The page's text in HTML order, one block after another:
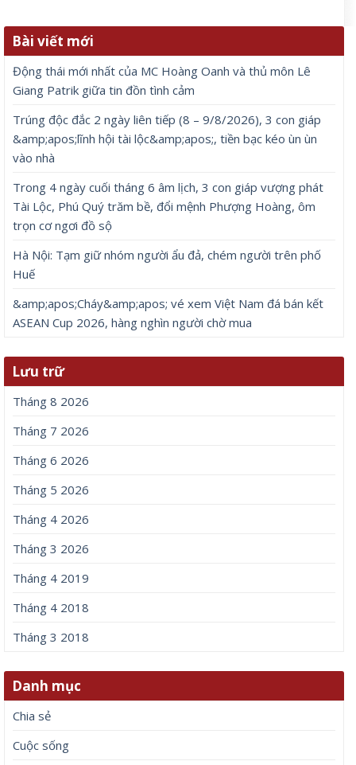
Bài viết mới
Động thái mới nhất của MC Hoàng Oanh và thủ môn Lê
Giang Patrik giữa tin đồn tình cảm
Trúng độc đắc 2 ngày liên tiếp (8 – 9/8/2026), 3 con giáp
&amp;apos;lĩnh hội tài lộc&amp;apos;, tiền bạc kéo ùn ùn
vào nhà
Trong 4 ngày cuối tháng 6 âm lịch, 3 con giáp vượng phát
Tài Lộc, Phú Quý trăm bề, đổi mệnh Phượng Hoàng, ôm
trọn cơ ngơi đồ sộ
Hà Nội: Tạm giữ nhóm người ẩu đả, chém người trên phố
Huế
&amp;apos;Cháy&amp;apos; vé xem Việt Nam đá bán kết
ASEAN Cup 2026, hàng nghìn người chờ mua
Lưu trữ
Tháng 8 2026
Tháng 7 2026
Tháng 6 2026
Tháng 5 2026
Tháng 4 2026
Tháng 3 2026
Tháng 4 2019
Tháng 4 2018
Tháng 3 2018
Danh mục
Chia sẻ
Cuộc sống